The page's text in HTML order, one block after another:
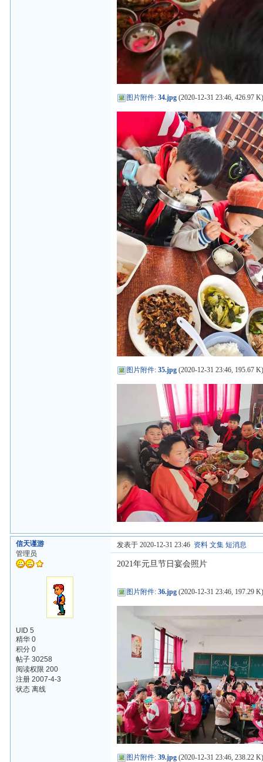
图片附件:34.jpg (2020-12-31 23:46, 426.97
图片附件:35.jpg (2020-12-31 23:46, 195.67
信天谨游
管理员
UID 5
精华 0
积分 0
帖子 30258
阅读权限 200
注册 2007-4-3
状态 离线
发表于 2020-12-31 23:46 资料 文集 短消息
2021年元旦节日宴会照片
图片附件:36.jpg (2020-12-31 23:46, 197.29
图片附件:39.jpg (2020-12-31 23:46, 238.22